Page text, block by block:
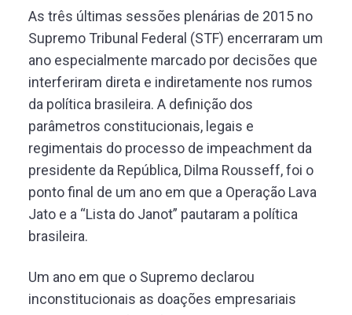
As três últimas sessões plenárias de 2015 no
Supremo Tribunal Federal (STF) encerraram um
ano especialmente marcado por decisões que
interferiram direta e indiretamente nos rumos
da política brasileira. A definição dos
parâmetros constitucionais, legais e
regimentais do processo de impeachment da
presidente da República, Dilma Rousseff, foi o
ponto final de um ano em que a Operação Lava
Jato e a “Lista do Janot” pautaram a política
brasileira.
Um ano em que o Supremo declarou
inconstitucionais as doações empresariais